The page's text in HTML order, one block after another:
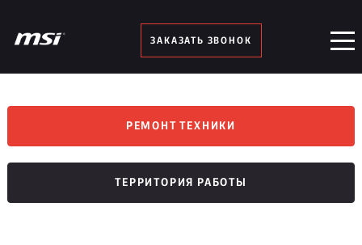
ЗАКАЗАТЬ ЗВОНОК
РЕМОНТ ТЕХНИКИ
ТЕРРИТОРИЯ РАБОТЫ